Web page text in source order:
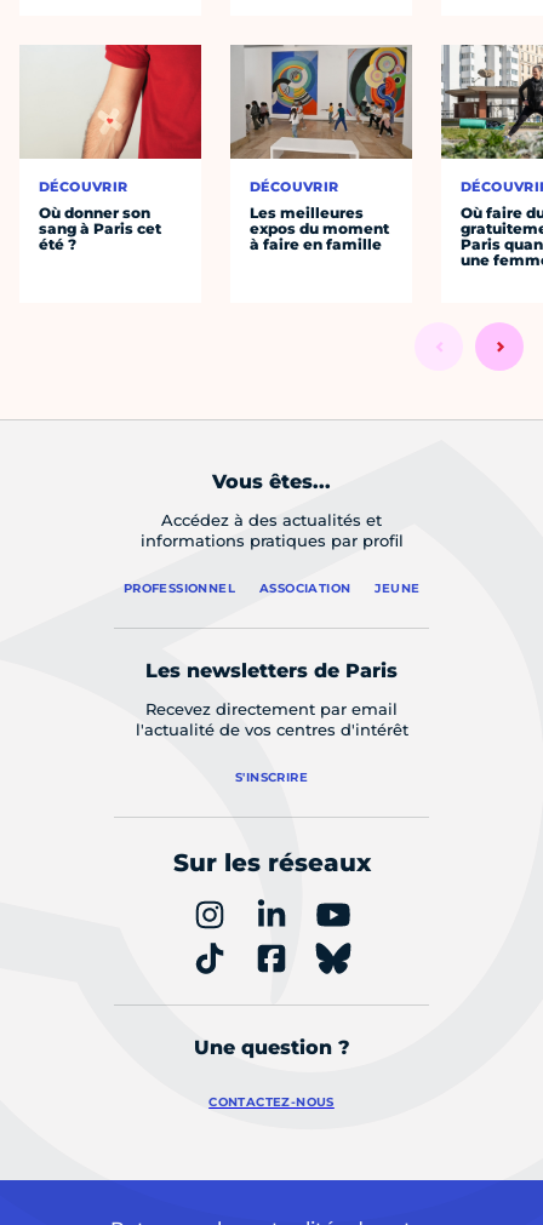
DÉCOUVRIR
Où donner son
sang à Paris cet
été ?
DÉCOUVRIR
Les meilleures
expos du moment
à faire en famille
Où faire
Paris
une
Vous êtes...
Accédez à des actualités et
informations pratiques par profil
PROFESSIONNEL ASSOCIATION JEUNE
Les newsletters de Paris
Recevez directement par email
l'actualité de vos centres d'intérêt
S'INSCRIRE
Sur les réseaux
Une question ?
CONTACTEZ-NOUS